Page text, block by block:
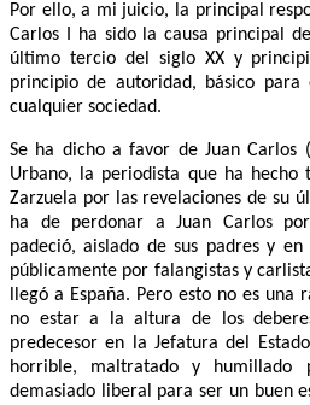
Por ello, a mi juicio, la principal
Carlos I ha sido la causa principal
último tercio del siglo XX y
principio de autoridad, básico
cualquier sociedad.
Se ha dicho a favor de Juan Carlos
Urbano, la periodista que ha hecho
Zarzuela por las revelaciones de su
ha de perdonar a Juan Carlos
padeció, aislado de sus padres y
públicamente por falangistas y
llegó a España. Pero esto no es una
no estar a la altura de los
predecesor en la Jefatura del
horrible, maltratado y
demasiado liberal para ser un buen